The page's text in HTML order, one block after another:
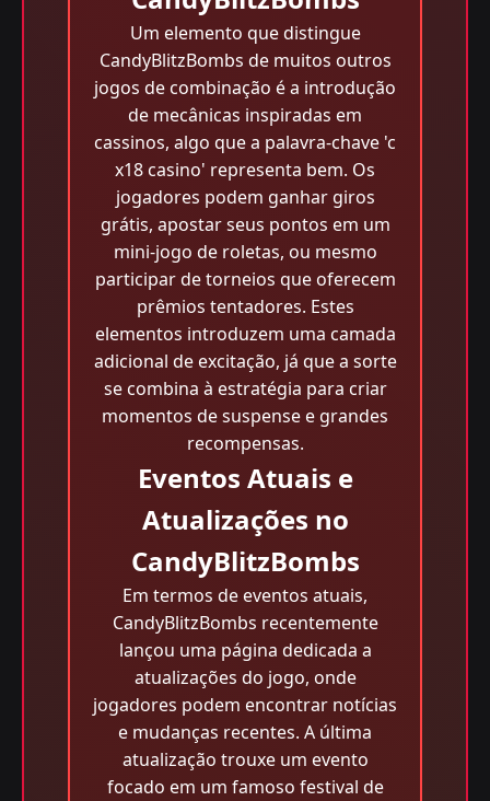
Um elemento que distingue
CandyBlitzBombs de muitos outros
jogos de combinação é a introdução
de mecânicas inspiradas em
cassinos, algo que a palavra-chave 'c
x18 casino' representa bem. Os
jogadores podem ganhar giros
grátis, apostar seus pontos em um
mini-jogo de roletas, ou mesmo
participar de torneios que oferecem
prêmios tentadores. Estes
elementos introduzem uma camada
adicional de excitação, já que a sorte
se combina à estratégia para criar
momentos de suspense e grandes
recompensas.
Eventos Atuais e
Atualizações no
CandyBlitzBombs
Em termos de eventos atuais,
CandyBlitzBombs recentemente
lançou uma página dedicada a
atualizações do jogo, onde
jogadores podem encontrar notícias
e mudanças recentes. A última
atualização trouxe um evento
focado em um famoso festival de